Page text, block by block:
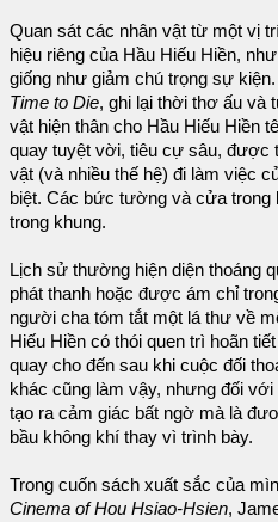
Quan sát các nhân vật từ một vị
hiệu riêng của Hầu Hiếu Hiền,
giống như giảm chú trọng sự kiện.
Time to Die, ghi lại thời thơ ấu và
vật hiện thân cho Hầu Hiếu Hiền
quay tuyệt vời, tiêu cự sâu, được
vật (và nhiều thế hệ) đi làm việc
biệt. Các bức tường và cửa trong
trong khung.
Lịch sử thường hiện diện thoáng
phát thanh hoặc được ám chỉ
người cha tóm tắt một lá thư về
Hiếu Hiền có thói quen trì hoãn
quay cho đến sau khi cuộc đối
khác cũng làm vậy, nhưng đối
tạo ra cảm giác bất ngờ mà là
bầu không khí thay vì trình bày.
Trong cuốn sách xuất sắc của
Cinema of Hou Hsiao-Hsien,